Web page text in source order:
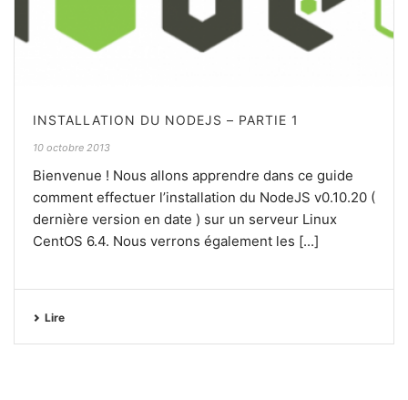
INSTALLATION DU NODEJS – PARTIE 1
10 octobre 2013
Bienvenue ! Nous allons apprendre dans ce guide
comment effectuer l’installation du NodeJS v0.10.20 (
dernière version en date ) sur un serveur Linux
CentOS 6.4. Nous verrons également les [...]
Lire